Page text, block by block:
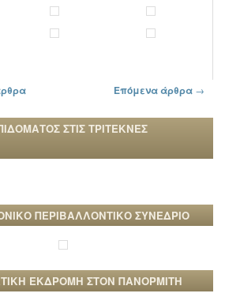
Επόμενα άρθρα →
ΣΤΙΣ ΤΡΙΤΕΚΝΕΣ
ΠΕΡΙΒΑΛΛΟΝΤΙΚΟ ΣΥΝΕΔΡΙΟ
ΕΚΔΡΟΜΗ ΣΤΟΝ ΠΑΝΟΡΜΙΤΗ